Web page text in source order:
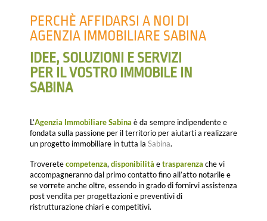
PERCHÈ AFFIDARSI A NOI DI
AGENZIA IMMOBILIARE SABINA
IDEE, SOLUZIONI E SERVIZI
PER IL VOSTRO IMMOBILE IN
SABINA
L’Agenzia Immobiliare Sabina è da sempre indipendente e
fondata sulla passione per il territorio per aiutarti a realizzare
un progetto immobiliare in tutta la Sabina.
Troveretecompetenza, disponibilità etrasparenza che vi
accompagneranno dal primo contatto fino all’atto notarile e
se vorrete anche oltre, essendo in grado di fornirvi assistenza
post vendita per progettazioni e preventivi di
ristrutturazione chiari e competitivi.